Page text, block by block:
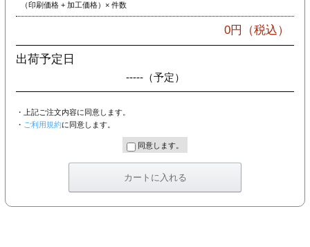
印刷
リーブ
（印刷価格 + 加工価格）× 件数
0円（税込）
出荷予定日
-----（予定）
・上記ご注文内容に同意します。
・ ご利用規約に同意します。
同意します。